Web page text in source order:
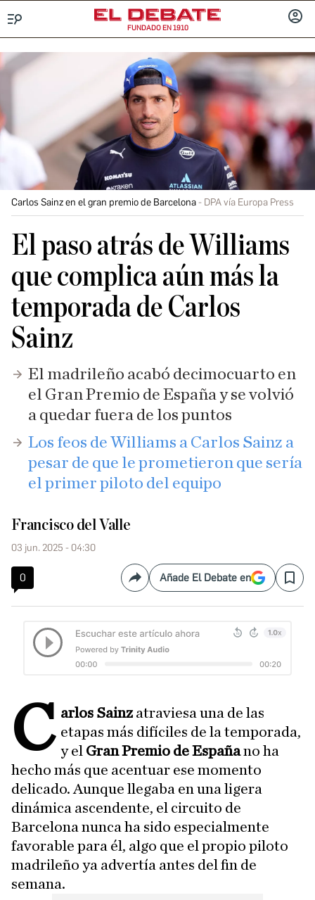
FUNDADO EN 1910
Carlos Sainz en el gran premio de Barcelona DPA vía Europa Press
El paso atrás de Williams
que complica aún más la
temporada de Carlos
Sainz
El madrileño acabó decimocuarto en
el Gran Premio de España y se volvió
a quedar fuera de los puntos
Los feos de Williams a Carlos Sainz a
pesar de que le prometieron que sería
el primer piloto del equipo
Francisco del Valle
03 jun. 2025 - 04:30
0 CompartirAñade El Debate en Save
C arlos Sainzatraviesa una de las
etapas más difíciles de la temporada,
y el Gran Premio de Españano ha
hecho más que acentuar ese momento
delicado. Aunque llegaba en una ligera
dinámica ascendente, el circuito de
Barcelona nunca ha sido especialmente
favorable para él, algo que el propio piloto
madrileño ya advertía antes del fin de
semana.